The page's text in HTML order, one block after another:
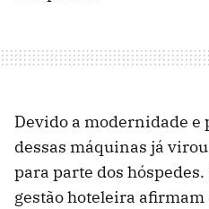
Devido a modernidade e
dessas máquinas já
para parte dos
gestão hoteleira afirmam